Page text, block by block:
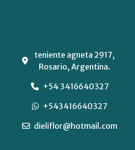
teniente agneta 2917,
Rosario, Argentina.
+54 3416640327
+543416640327
dieliflor@hotmail.com